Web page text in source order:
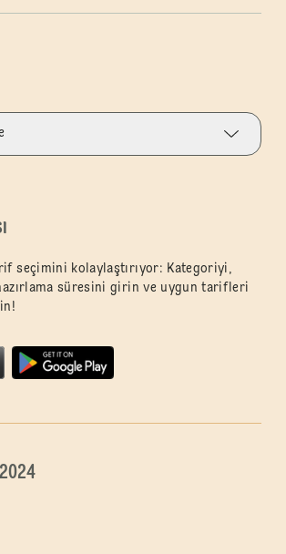
seçimini kolaylaştırıyor: Kategoriyi,
süresini girin ve uygun tarifleri